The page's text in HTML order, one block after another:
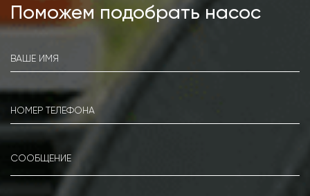
Консольные насосы
Насосы серии КМ
Насосы серии IR
Насосы серии MG
Насосы серии Kordis
Фекальные погружные насосы
Поможем подобрать насос